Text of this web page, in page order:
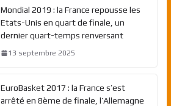
Mondial 2019 : la France repousse les
Etats-Unis en quart de finale, un
dernier quart-temps renversant
13 septembre 2025
EuroBasket 2017 : la France s’est
arrêté en 8ème de finale, l’Allemagne